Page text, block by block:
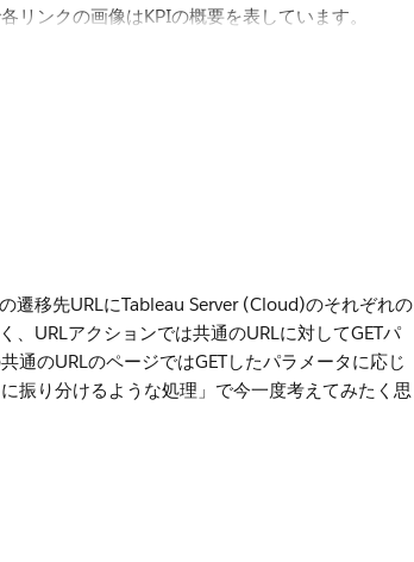
ザのタブを並べ表示したいです。
リンクの画像はKPIの概要を表しています。
こから新しいタブで埋め込みAPIを使用して目的
詳細にご教示頂ければ幸甚です。
遷移先URLにTableau Server (Cloud)のそれぞれの
、URLアクションでは共通のURLに対してGETパ
通のURLのページではGETしたパラメータに応じ
振り分けるような処理」で今一度考えてみたく思